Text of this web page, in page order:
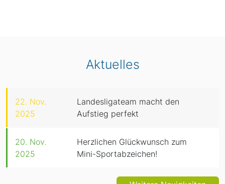
Aktuelles
22. Nov.
2025
Landesligateam macht den
Aufstieg perfekt
20. Nov.
2025
Herzlichen Glückwunsch zum
Mini-Sportabzeichen!